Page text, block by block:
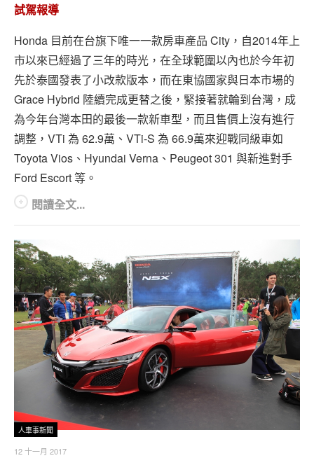
車型比拼
兩輪世界
試駕報導
Honda 目前在台旗下唯一一款房車產品 City，自2014年上
市以來已經過了三年的時光，在全球範圍以內也於今年初
先於泰國發表了小改款版本，而在東協國家與日本市場的
Grace Hybrid 陸續完成更替之後，緊接著就輪到台灣，成
為今年台灣本田的最後一款新車型，而且售價上沒有進行
調整，VTi 為 62.9萬、VTi-S 為 66.9萬來迎戰同級車如
Toyota Vios、Hyundai Verna、Peugeot 301 與新進對手
Ford Escort 等。
閱讀全文...
人車事新聞
12 十一月 2017